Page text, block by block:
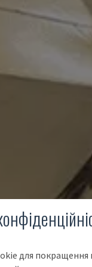
для покращення